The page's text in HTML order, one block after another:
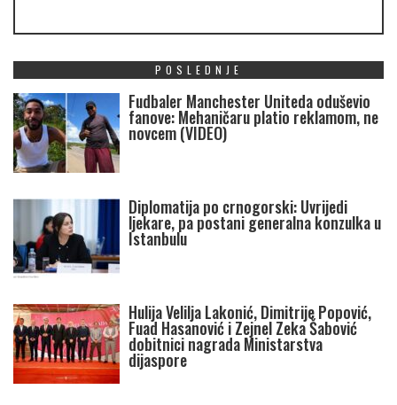
POSLEDNJE
Fudbaler Manchester Uniteda oduševio
fanove: Mehaničaru platio reklamom, ne
novcem (VIDEO)
Diplomatija po crnogorski: Uvrijedi
ljekare, pa postani generalna konzulka u
Istanbulu
Hulija Velilja Lakonić, Dimitrije Popović,
Fuad Hasanović i Zejnel Zeka Šabović
dobitnici nagrada Ministarstva
dijaspore